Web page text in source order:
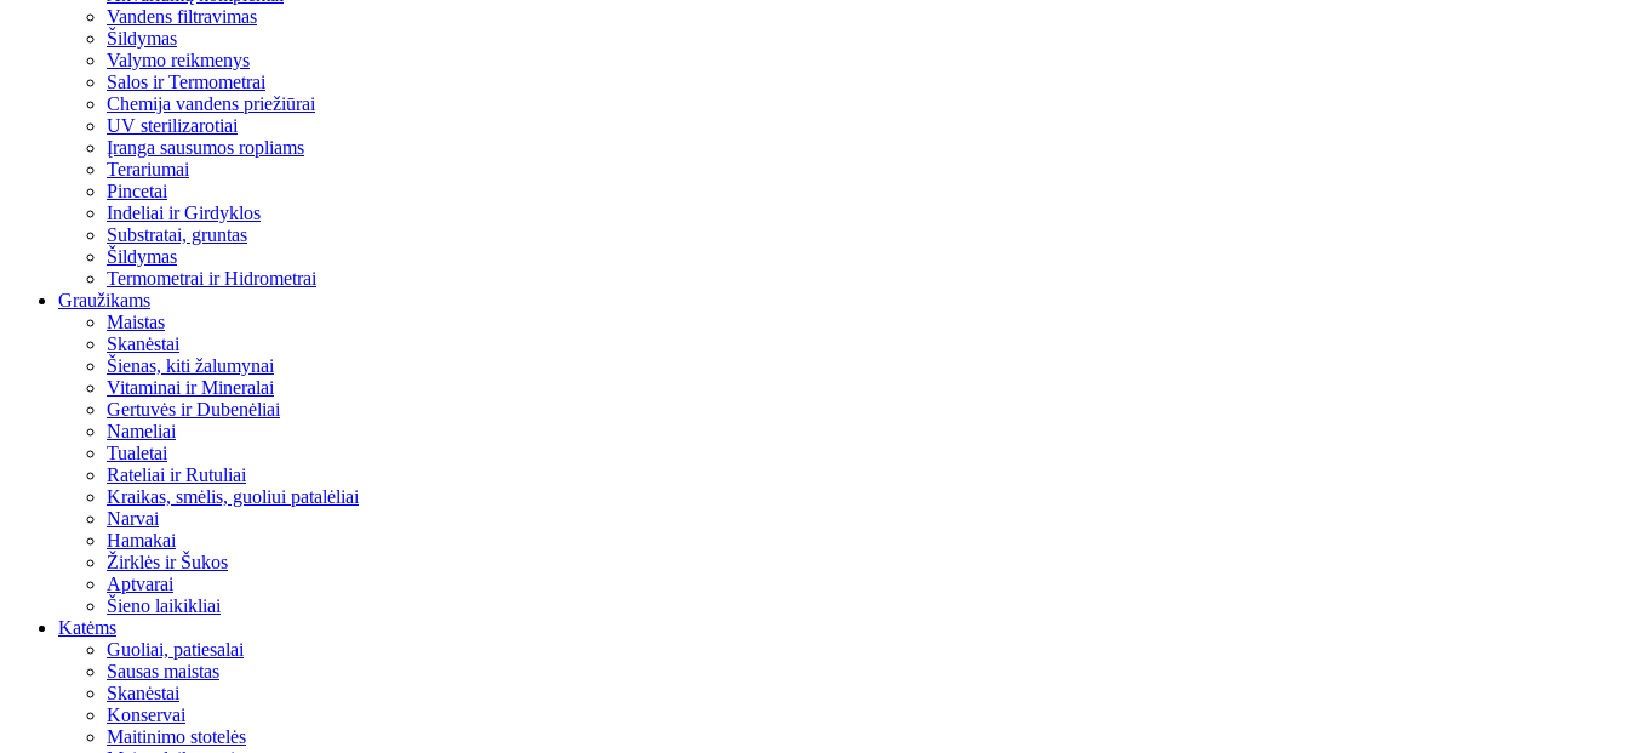
Vandens filtravimas
Šildymas
Valymo reikmenys
Salos ir Termometrai
Chemija vandens priežiūrai
UV sterilizarotiai
Įranga sausumos ropliams
Terariumai
Pincetai
Indeliai ir Girdyklos
Substratai, gruntas
Šildymas
Termometrai ir Hidrometrai
Graužikams
Maistas
Skanėstai
Šienas, kiti žalumynai
Vitaminai ir Mineralai
Gertuvės ir Dubenėliai
Nameliai
Tualetai
Rateliai ir Rutuliai
Kraikas, smėlis, guoliui patalėliai
Narvai
Hamakai
Žirklės ir Šukos
Aptvarai
Šieno laikikliai
Katėms
Guoliai, patiesalai
Sausas maistas
Skanėstai
Konservai
Maitinimo stotelės